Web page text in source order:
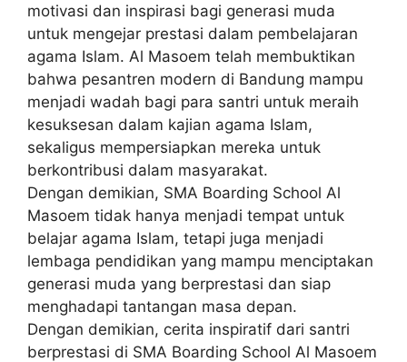
motivasi dan inspirasi bagi generasi muda
untuk mengejar prestasi dalam pembelajaran
agama Islam. Al Masoem telah membuktikan
bahwa pesantren modern di Bandung mampu
menjadi wadah bagi para santri untuk meraih
kesuksesan dalam kajian agama Islam,
sekaligus mempersiapkan mereka untuk
berkontribusi dalam masyarakat.
Dengan demikian, SMA Boarding School Al
Masoem tidak hanya menjadi tempat untuk
belajar agama Islam, tetapi juga menjadi
lembaga pendidikan yang mampu menciptakan
generasi muda yang berprestasi dan siap
menghadapi tantangan masa depan.
Dengan demikian, cerita inspiratif dari santri
berprestasi di SMA Boarding School Al Masoem